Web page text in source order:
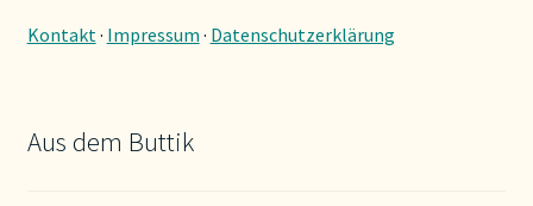
Kontakt · Impressum · Datenschutzerklärung
Aus dem Buttik